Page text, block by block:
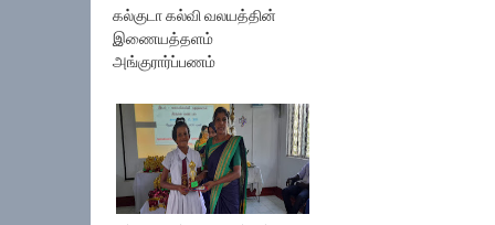
கல்குடா கல்வி வலயத்தின்
இணையத்தளம்
அங்குரார்ப்பணம்